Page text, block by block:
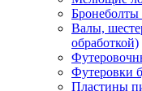
Валы,
обработкой)
Футеровки
Пластины